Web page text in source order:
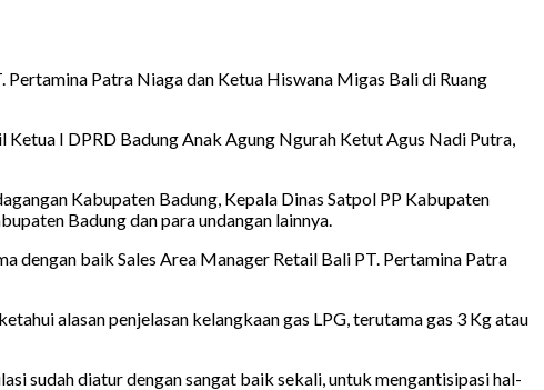
Patra Niaga dan Ketua Hiswana Migas Bali di Ruang
I DPRD Badung Anak Agung Ngurah Ketut Agus Nadi Putra,
Kabupaten Badung, Kepala Dinas Satpol PP Kabupaten
Badung dan para undangan lainnya.
dengan baik Sales Area Manager Retail Bali PT. Pertamina Patra
alasan penjelasan kelangkaan gas LPG, terutama gas 3 Kg atau
sudah diatur dengan sangat baik sekali, untuk mengantisipasi hal-